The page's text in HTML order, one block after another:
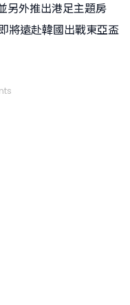
另外推出港足主題房
將遠赴韓國出戰東亞盃